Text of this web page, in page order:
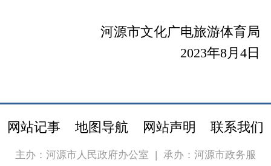
河源市文化广电旅游体育局
2023年8月4日
网站记事 地图导航 网站声明 联系我们
主办：河源市人民政府办公室 | 承办：河源市政务服